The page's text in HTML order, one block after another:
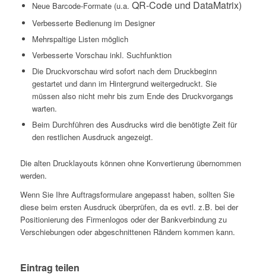
Neue Barcode-Formate (u.a. QR-Code und DataMatrix)
Verbesserte Bedienung im Designer
Mehrspaltige Listen möglich
Verbesserte Vorschau inkl. Suchfunktion
Die Druckvorschau wird sofort nach dem Druckbeginn
gestartet und dann im Hintergrund weitergedruckt. Sie
müssen also nicht mehr bis zum Ende des Druckvorgangs
warten.
Beim Durchführen des Ausdrucks wird die benötigte Zeit für
den restlichen Ausdruck angezeigt.
Die alten Drucklayouts können ohne Konvertierung übernommen
werden.
Wenn Sie Ihre Auftragsformulare angepasst haben, sollten Sie
diese beim ersten Ausdruck überprüfen, da es evtl. z.B. bei der
Positionierung des Firmenlogos oder der Bankverbindung zu
Verschiebungen oder abgeschnittenen Rändern kommen kann.
Eintrag teilen